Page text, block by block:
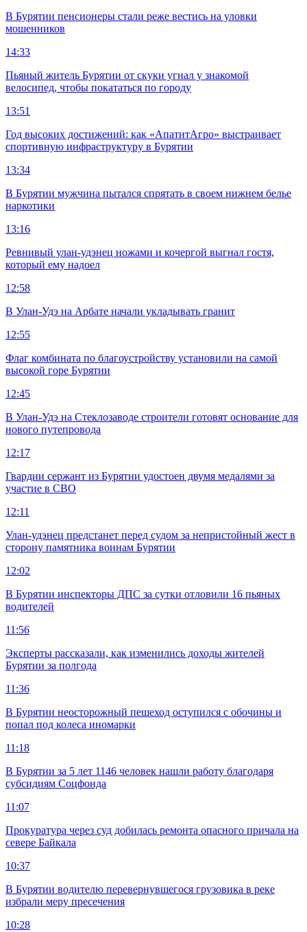
В Бурятии пенсионеры стали реже вестись на уловки
мошенников
14:33
Пьяный житель Бурятии от скуки угнал у знакомой
велосипед, чтобы покататься по городу
13:51
Год высоких достижений: как «АпатитАгро» выстраивает
спортивную инфраструктуру в Бурятии
13:34
В Бурятии мужчина пытался спрятать в своем нижнем белье
наркотики
13:16
Ревнивый улан-удэнец ножами и кочергой выгнал гостя,
который ему надоел
12:58
В Улан-Удэ на Арбате начали укладывать гранит
12:55
Флаг комбината по благоустройству установили на самой
высокой горе Бурятии
12:45
В Улан-Удэ на Стеклозаводе строители готовят основание для
нового путепровода
12:17
Гвардии сержант из Бурятии удостоен двумя медалями за
участие в СВО
12:11
Улан-удэнец предстанет перед судом за непристойный жест в
сторону памятника воинам Бурятии
12:02
В Бурятии инспекторы ДПС за сутки отловили 16 пьяных
водителей
11:56
Эксперты рассказали, как изменились доходы жителей
Бурятии за полгода
11:36
В Бурятии неосторожный пешеход оступился с обочины и
попал под колеса иномарки
11:18
В Бурятии за 5 лет 1146 человек нашли работу благодаря
субсидиям Соцфонда
11:07
Прокуратура через суд добилась ремонта опасного причала на
севере Байкала
10:37
В Бурятии водителю перевернувшегося грузовика в реке
избрали меру пресечения
10:28